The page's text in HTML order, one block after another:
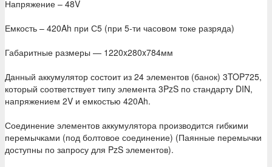
Напряжение – 48V
Емкость – 420Ah при С5 (при 5-ти часовом токе разряда)
Габаритные размеры — 1220x280x784мм
Данный аккумулятор состоит из 24 элементов (банок) 3TOP725,
который соответствует типу элемента 3PzS по стандарту DIN,
напряжением 2V и емкостью 420Ah.
Соединение элементов аккумулятора производится гибкими
перемычками (под болтовое соединение) (Паянные перемычки
доступны по запросу для PzS элементов).